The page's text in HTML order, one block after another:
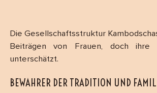
Die Gesellschaftsstruktur
Beiträgen von Frauen, doch
unterschätzt.
BEWAHRER DER TRADITION UND